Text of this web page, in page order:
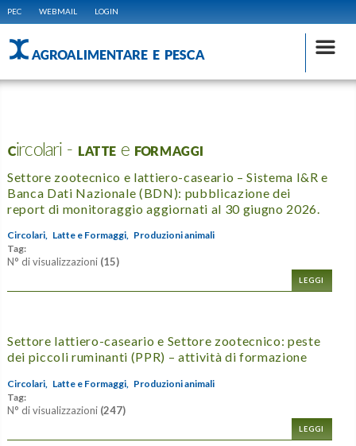
PEC WEBMAIL LOGIN
AGROALIMENTARE E PESCA
Circolari - LATTE e FORMAGGI
Settore zootecnico e lattiero-caseario – Sistema I&R e
Banca Dati Nazionale (BDN): pubblicazione dei
report di monitoraggio aggiornati al 30 giugno 2026.
Circolari, Latte e Formaggi, Produzioni animali
Tag:
N° di visualizzazioni (15)
LEGGI
Settore lattiero-caseario e Settore zootecnico: peste
dei piccoli ruminanti (PPR) – attività di formazione
Circolari, Latte e Formaggi,
Produzioni animali
Tag:
N° di visualizzazioni (247)
LEGGI